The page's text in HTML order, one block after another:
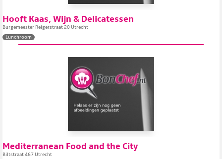
Hooft Kaas, Wijn & Delicatessen
Burgemeester Reigerstraat 20 Utrecht
Lunchroom
Mediterranean Food and the City
Biltstraat 467 Utrecht